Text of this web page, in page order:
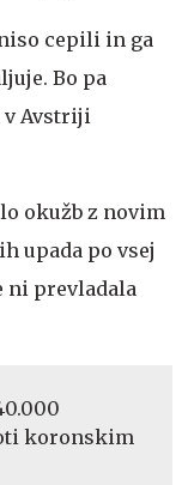
cepili in ga
Bo pa
v Avstriji
okužb z novim
upada po vsej
ni prevladala
koronskim